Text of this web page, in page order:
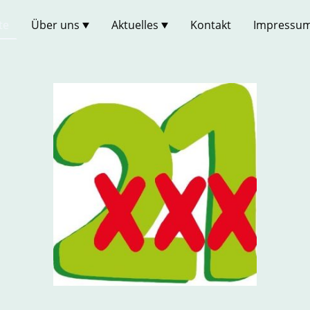
Über uns Aktuelles Kontakt